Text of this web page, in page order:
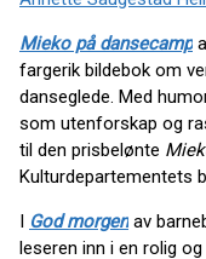
Mieko på dansecamp
fargerik bildebok om
danseglede. Med
som utenforskap og
til den prisbelønte
Kulturdepartementets
I God morgen av
leseren inn i en rolig